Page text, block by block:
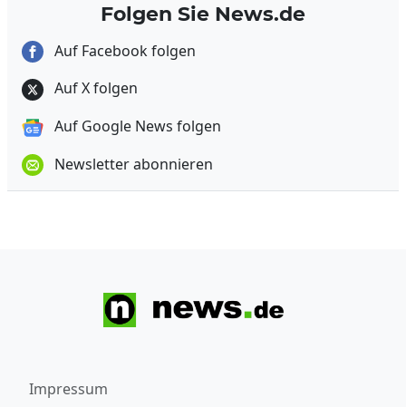
Folgen Sie News.de
Auf Facebook folgen
Auf X folgen
Auf Google News folgen
Newsletter abonnieren
Impressum